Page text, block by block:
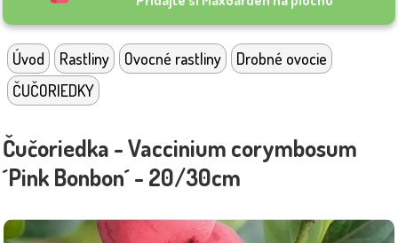
Úvod Rastliny Ovocné rastliny
Drobné ovocie
ČUČORIEDKY
Čučoriedka - Vaccinium corymbosum
´Pink Bonbon´ - 20/30cm